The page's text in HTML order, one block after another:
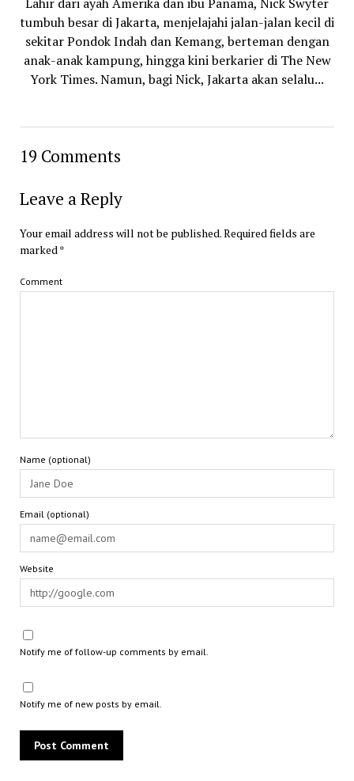
tumbuh besar di Jakarta, menjelajahi jalan-jalan kecil di
sekitar Pondok Indah dan Kemang, berteman dengan
anak-anak kampung, hingga kini berkarier di The New
York Times. Namun, bagi Nick, Jakarta akan selalu...
19 Comments
Leave a Reply
Your email address will not be published.Required fields are
marked*
Comment
Name (optional)
Email (optional)
Website
Notify me of follow-up comments by email.
Notify me of new posts by email.